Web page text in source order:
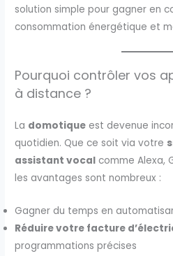
solution simple pour gagner en
consommation énergétique et
Pourquoi contrôler vos
à distance ?
La domotique est devenue
quotidien. Que ce soit via votre
assistant vocal comme Alexa,
les avantages sont nombreux :
Gagner du temps en
Réduire votre facture
programmations précises